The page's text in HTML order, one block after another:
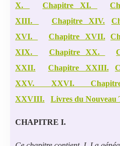
X.
Chapitre XI.
XIII.
Chapitre XIV.
XVI.
Chapitre XVII.
XIX.
Chapitre XX.
XXII.
Chapitre XXIII.
XXV. XXVI.
XXVIII.
Livres du Nouveau
CHAPITRE I.